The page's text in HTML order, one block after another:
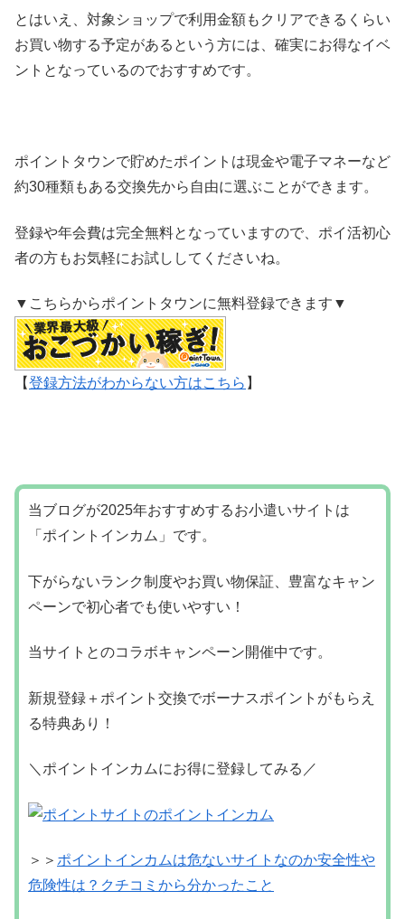
とはいえ、対象ショップで利用金額もクリアできるくらい
お買い物する予定があるという方には、確実にお得なイベ
ントとなっているのでおすすめです。
ポイントタウンで貯めたポイントは現金や電子マネーなど
約30種類もある交換先から自由に選ぶことができます。
登録や年会費は完全無料となっていますので、ポイ活初心
者の方もお気軽にお試ししてくださいね。
▼こちらからポイントタウンに無料登録できます▼
【登録方法がわからない方はこちら 】
当ブログが2025年おすすめするお小遣いサイトは
「ポイントインカム」です。
下がらないランク制度やお買い物保証、豊富なキャン
ペーンで初心者でも使いやすい！
当サイトとのコラボキャンペーン開催中です。
新規登録＋ポイント交換でボーナスポイントがもらえ
る特典あり！
＼ポイントインカムにお得に登録してみる／
＞＞ ポイントインカムは危ないサイトなのか安全性や
危険性は？クチコミから分かったこと